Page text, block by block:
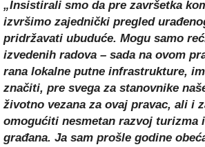
„Insistirali smo da pre završetka
izvršimo zajednički pregled
pridržavati ubuduće. Mogu samo
izvedenih radova – sada na ovom
rana lokalne putne infrastrukture,
značiti, pre svega za stanovnike
životno vezana za ovaj pravac, ali i
omogućiti nesmetan razvoj
građana. Ja sam prošle godine